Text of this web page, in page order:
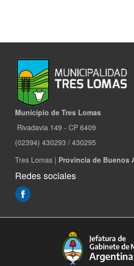
Municipio de Tres Lomas
Rivadavia 149 - CP 6409
(02394) 430293 / 430295
Tres Lomas | Provincia de Buenos
Redes sociales